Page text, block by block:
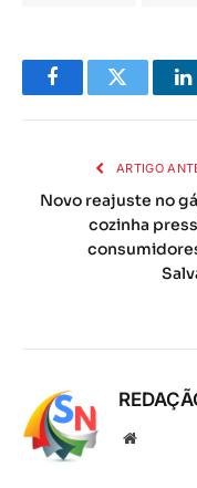
FacebookTwitter
ARTIGO
Novo reajuste no
cozinha
Local